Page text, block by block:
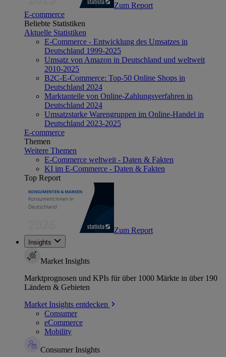
Zum Report
E-commerce
Beliebte Statistiken
Aktuelle Statistiken
E-Commerce - Entwicklung des Umsatzes in
Deutschland 1999-2025
Umsatz von Amazon in Deutschland und weltweit
2010-2025
B2C-E-Commerce: Top-50 Online Shops in
Deutschland 2024
Marktanteile von Online-Zahlungsverfahren in
Deutschland 2024
Umsatzstarke Warengruppen im Online-Handel in
Deutschland 2023-2025
E-commerce
Themen
Weitere Themen
E-Commerce weltweit - Daten & Fakten
KI im E-Commerce - Daten & Fakten
Top Report
Zum Report
Insights
Market Insights
Marktprognosen und KPIs für über 1000 Märkte in über 190
Ländern & Gebieten
Market Insights entdecken
Consumer
eCommerce
Mobility
Consumer Insights